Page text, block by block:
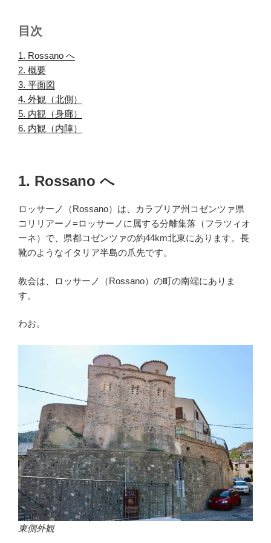
目次
1. Rossano へ
2. 概要
3. 平面図
4. 外観（北側）
5. 内観（身廊）
6. 内観（内陣）
1. Rossano へ
ロッサーノ（Rossano）は、カラブリア州コゼンツァ県
コリリアーノ=ロッサーノに属する分離集落（フラツィオ
ーネ）で、県都コゼンツァの約44km北東にあります。長
靴のようなイタリア半島の爪先です。
教会は、ロッサーノ（Rossano）の町の南端にありま
す。
わお。
東側外観